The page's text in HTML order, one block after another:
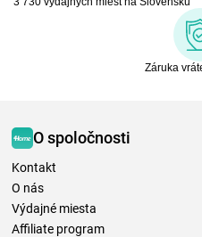
Záruka
O spoločnosti
Kontakt
O nás
Výdajné miesta
Affiliate program